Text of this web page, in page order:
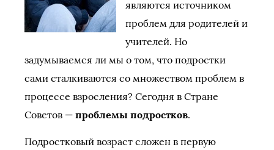
являются источником
проблем для родителей и
учителей. Но
задумываемся ли мы о том, что подростки
сами сталкиваются со множеством проблем в
процессе взросления? Сегодня в Стране
Советов — проблемы подростков.
Подростковый возраст сложен в первую